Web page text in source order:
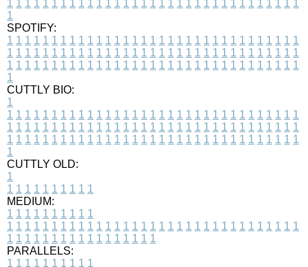
1 1 1 1 1 1 1 1 1 1 1 1 1 1 1 1 1 1 1 1 1 1 1 1 1 1 1 1 1 1 1 1 1
1
SPOTIFY:
1 1 1 1 1 1 1 1 1 1 1 1 1 1 1 1 1 1 1 1 1 1 1 1 1 1 1 1 1 1 1 1 1
1 1 1 1 1 1 1 1 1 1 1 1 1 1 1 1 1 1 1 1 1 1 1 1 1 1 1 1 1 1 1 1 1
1 1 1 1 1 1 1 1 1 1 1 1 1 1 1 1 1 1 1 1 1 1 1 1 1 1 1 1 1 1 1 1 1
1
CUTTLY BIO:
1
1 1 1 1 1 1 1 1 1 1 1 1 1 1 1 1 1 1 1 1 1 1 1 1 1 1 1 1 1 1 1 1 1
1 1 1 1 1 1 1 1 1 1 1 1 1 1 1 1 1 1 1 1 1 1 1 1 1 1 1 1 1 1 1 1 1
1 1 1 1 1 1 1 1 1 1 1 1 1 1 1 1 1 1 1 1 1 1 1 1 1 1 1 1 1 1 1 1 1
1
CUTTLY OLD:
1
1 1 1 1 1 1 1 1 1 1
MEDIUM:
1 1 1 1 1 1 1 1 1 1
1 1 1 1 1 1 1 1 1 1 1 1 1 1 1 1 1 1 1 1 1 1 1 1 1 1 1 1 1 1 1 1 1
1 1 1 1 1 1 1 1 1 1 1 1 1 1 1 1 1
PARALLELS:
1 1 1 1 1 1 1 1 1 1